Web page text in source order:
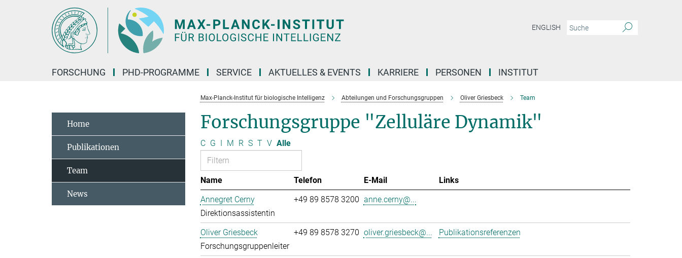
ENGLISH
FORSCHUNG PHD-PROGRAMME SERVICE AKTUELLES & EVENTS KARRIERE PERSONEN INSTITUT
Max-Planck-Institut für biologische Intelligenz Abteilungen und Forschungsgruppen Oliver Griesbeck Team
Forschungsgruppe "Zelluläre Dynamik"
C G I M R S T V Alle
Name Telefon E-Mail
Links
Annegret Cerny
Direktionsassistentin
+49 89 8578 3200 anne.cerny@...
Oliver Griesbeck
Forschungsgruppenleiter
+49 89 8578 3270 oliver.griesbeck@... Publikationsreferenzen
Home
Publikationen
Team
News